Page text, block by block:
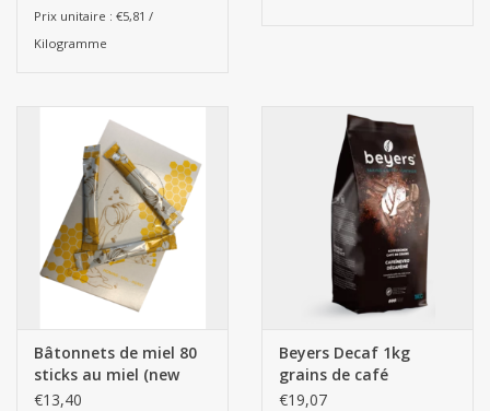
Prix unitaire : €5,81 /
Kilogramme
Bâtonnets de miel 80
sticks au miel (new
packaging)
€13,40
Beyers Decaf 1kg
grains de café
€19,07